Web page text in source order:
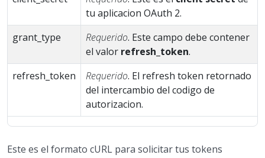
tu aplicacion OAuth 2.
grant_type
Requerido. Este campo debe contener
el valor refresh_token.
refresh_token
Requerido. El refresh token retornado
del intercambio del codigo de
autorizacion.
Este es el formato cURL para solicitar tus tokens